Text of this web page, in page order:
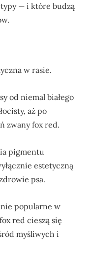
— i które budzą
w rasie.
od niemal białego
aż po
zwany fox red.
pigmentu
estetyczną
psa.
popularne w
red cieszą się
myśliwych i